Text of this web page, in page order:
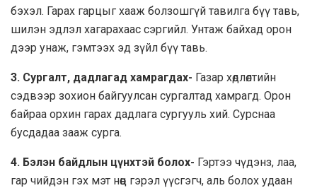
бэхэл. Гарах гарцыг хааж болзошгүй тавилга бүү тавь,
шилэн эдлэл хагарахаас сэргийл. Унтаж байхад орон
дээр унаж, гэмтээх эд зүйл бүү тавь.
3. Сургалт, дадлагад хамрагдах- Газар хөдлөлтийн
сэдвээр зохион байгуулсан сургалтад хамрагд. Орон
байраа орхин гарах дадлага сургууль хий. Сурснаа
бусдадаа зааж сурга.
4. Бэлэн байдлын цүнхтэй болох- Гэртээ чүдэнз, лаа,
гар чийдэн гэх мэт нөөц гэрэл үүсгэгч, аль болох удаан